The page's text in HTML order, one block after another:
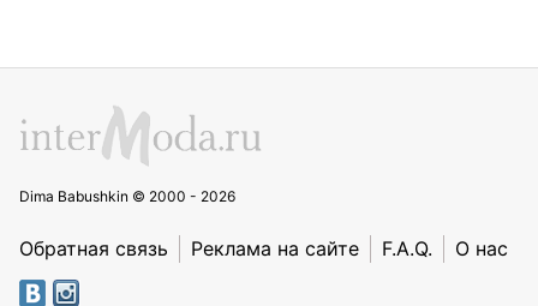
Dima Babushkin © 2000 - 2026
Обратная связь Реклама на сайте F.A.Q. О нас